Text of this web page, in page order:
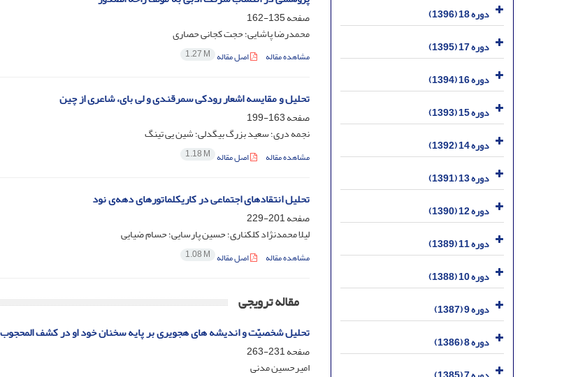
صفحه135-162
محمدرضا پاشایی؛ حجت کجانی حصاری
مشاهده مقاله اصل مقاله 1.27 M
تحلیل و مقایسه اشعار رودکی سمرقندی و لی بای، شاعری از چین
صفحه163-199
نجمه دری؛ سعید بزرگ بیگدلی؛ شین یی تینگ
مشاهده مقاله اصل مقاله 1.18 M
تحلیل انتقادهای اجتماعی در کاریکلماتورهای دهه‌ی نود
صفحه201-229
لیلا محمدنژاد کلکناری؛ حسین پارسایی؛ حسام ضیایی
مشاهده مقاله اصل مقاله 1.08 M
مقاله ترویجی
تحلیل شخصیّت و اندیشه های هجویری بر پایه سخنان خود او در کشف المحجوب
صفحه231-263
امیرحسین مدنی
دوره 18 (1396)
دوره 17 (1395)
دوره 16 (1394)
دوره 15 (1393)
دوره 14 (1392)
دوره 13 (1391)
دوره 12 (1390)
دوره 11 (1389)
دوره 10 (1388)
دوره 9 (1387)
دوره 8 (1386)